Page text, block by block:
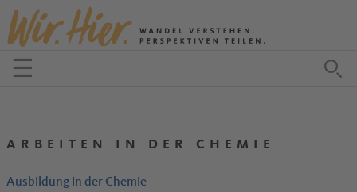
Zum Inhalt springen
☰Menü öffnen
ARBEITEN IN DER CHEMIE
Ausbildung in der Chemie